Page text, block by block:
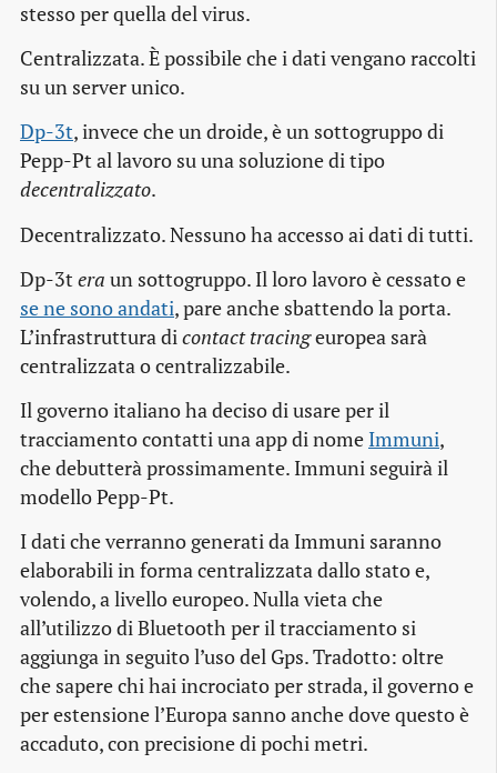
stesso per quella del virus.
Centralizzata. È possibile che i dati vengano raccolti
su un server unico.
Dp-3t, invece che un droide, è un sottogruppo di
Pepp-Pt al lavoro su una soluzione di tipo
decentralizzato.
Decentralizzato. Nessuno ha accesso ai dati di tutti.
Dp-3t era un sottogruppo. Il loro lavoro è cessato e
se ne sono andati, pare anche sbattendo la porta.
L’infrastruttura di contact tracingeuropea sarà
centralizzata o centralizzabile.
Il governo italiano ha deciso di usare per il
tracciamento contatti una app di nome Immuni,
che debutterà prossimamente. Immuni seguirà il
modello Pepp-Pt.
I dati che verranno generati da Immuni saranno
elaborabili in forma centralizzata dallo stato e,
volendo, a livello europeo. Nulla vieta che
all’utilizzo di Bluetooth per il tracciamento si
aggiunga in seguito l’uso del Gps. Tradotto: oltre
che sapere chi hai incrociato per strada, il governo e
per estensione l’Europa sanno anche dove questo è
accaduto, con precisione di pochi metri.